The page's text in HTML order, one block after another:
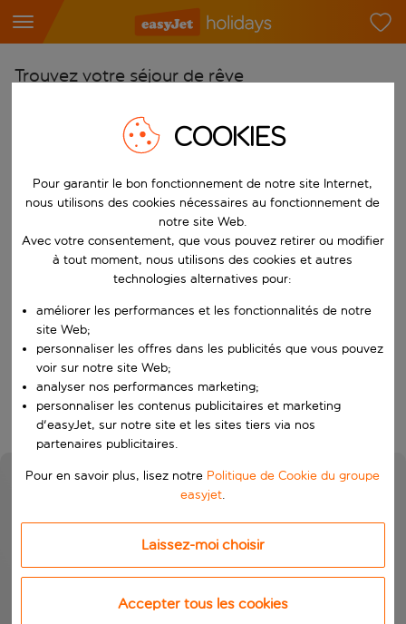
Trouvez votre séjour de rêve
Choisissez votre aéroport
Commencez à taper pour la saisie automatique. Lorsque les
Choisissez votre destination
Vers
Choisissez vos dates
Quand
Rechercher
COOKIES
Pour garantir le bon fonctionnement de notre site Internet,
nous utilisons des cookies nécessaires au fonctionnement de
notre site Web.
Avec votre consentement, que vous pouvez retirer ou modifier
à tout moment, nous utilisons des cookies et autres
technologies alternatives pour:
améliorer les performances et les fonctionnalités de notre
site Web;
personnaliser les offres dans les publicités que vous pouvez
voir sur notre site Web;
analyser nos performances marketing;
personnaliser les contenus publicitaires et marketing
d'easyJet, sur notre site et les sites tiers via nos
partenaires publicitaires.
Pour en savoir plus, lisez notre Politique de Cookie du groupe
easyjet.
Laissez-moi choisir
Accepter tous les cookies